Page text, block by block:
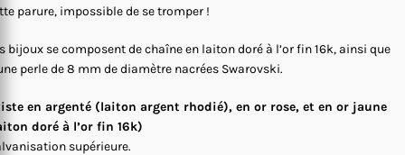
parure, impossible de se tromper !
bijoux se composent de chaîne en laiton doré à l’or fin 16k, ainsi que
perle de 8 mm de diamètre nacrées Swarovski.
en argenté (laiton argent rhodié), en or rose, et en or jaune
doré à l’or fin 16k)
supérieure.